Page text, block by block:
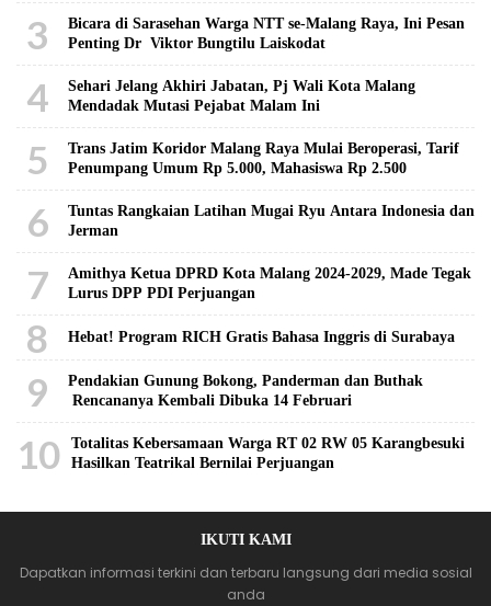
3
Bicara di Sarasehan Warga NTT se-Malang Raya, Ini Pesan
Penting Dr Viktor Bungtilu Laiskodat
4
Sehari Jelang Akhiri Jabatan, Pj Wali Kota Malang
Mendadak Mutasi Pejabat Malam Ini
5
Trans Jatim Koridor Malang Raya Mulai Beroperasi, Tarif
Penumpang Umum Rp 5.000, Mahasiswa Rp 2.500
6
Tuntas Rangkaian Latihan Mugai Ryu Antara Indonesia dan
Jerman
7
Amithya Ketua DPRD Kota Malang 2024-2029, Made Tegak
Lurus DPP PDI Perjuangan
8 Hebat! Program RICH Gratis Bahasa Inggris di Surabaya
9
Pendakian Gunung Bokong, Panderman dan Buthak
Rencananya Kembali Dibuka 14 Februari
10
Totalitas Kebersamaan Warga RT 02 RW 05 Karangbesuki
Hasilkan Teatrikal Bernilai Perjuangan
IKUTI KAMI
Dapatkan informasi terkini dan terbaru langsung dari media sosial
anda